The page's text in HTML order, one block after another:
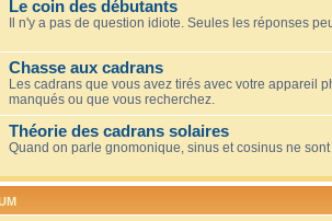
Le coin des débutants
Il n'y a pas de question idiote. Seules les réponses
Chasse aux cadrans
Les cadrans que vous avez tirés avec votre appareil
manqués ou que vous recherchez.
Théorie des cadrans solaires
Quand on parle gnomonique, sinus et cosinus ne